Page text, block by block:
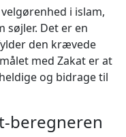
i islam,
Det er en
den krævede
med Zakat er at
og bidrage til
beregneren